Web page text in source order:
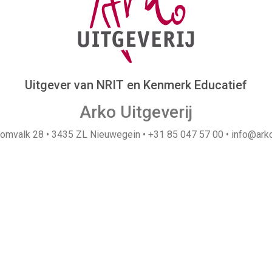
Uitgever van NRIT en Kenmerk Educatief
Arko Uitgeverij
28 • 3435 ZL Nieuwegein • +31 85 047 57 00 •